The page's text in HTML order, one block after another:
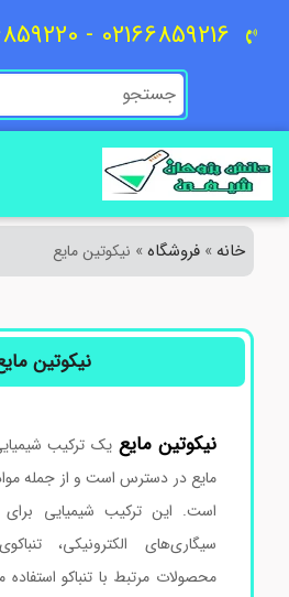
02166859216 - 66859220 - 09129618292
خانه»فروشگاه»نیکوتین مایع
نیکوتین مایع
نیکوتین مایعیک ترکیب شیمیایی
مایع در دسترس است و از جمله مواد
است. این ترکیب شیمیایی برای
سیگاری‌های الکترونیکی،
محصولات مرتبط با تنباکو استفاده